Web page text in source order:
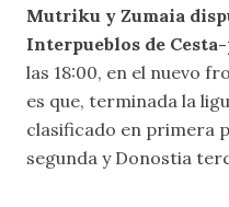
Mutriku y Zumaia
Interpueblos de
las 18:00, en el nuevo
es que, terminada la
clasificado en primera
segunda y Donostia